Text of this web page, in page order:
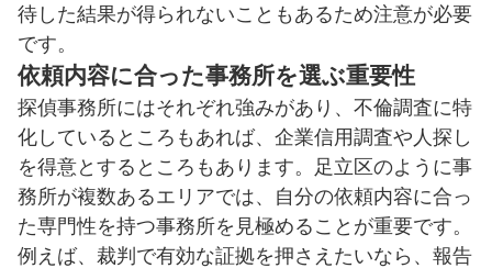
待した結果が得られないこともあるため注意が必要
です。
依頼内容に合った事務所を選ぶ重要性
探偵事務所にはそれぞれ強みがあり、不倫調査に特
化しているところもあれば、企業信用調査や人探し
を得意とするところもあります。足立区のように事
務所が複数あるエリアでは、自分の依頼内容に合っ
た専門性を持つ事務所を見極めることが重要です。
例えば、裁判で有効な証拠を押さえたいなら、報告